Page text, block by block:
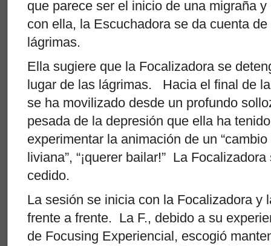
que parece ser el inicio de una migraña
con ella, la Escuchadora se da cuenta
lágrimas.
Ella sugiere que la Focalizadora se
lugar de las lágrimas. Hacia el final de
se ha movilizado desde un profundo
pesada de la depresión que ella ha
experimentar la animación de un “cambio
liviana”, “¡querer bailar!” La
cedido.
La sesión se inicia con la Focalizadora y
frente a frente. La F., debido a su
de Focusing Experiencial, escogió